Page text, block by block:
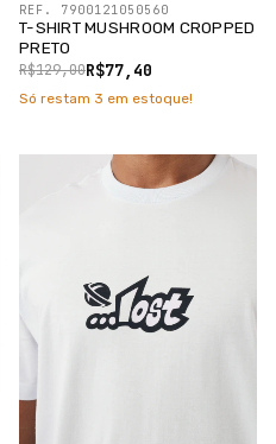
T-SHIRT MUSHROOM CROPPED
PRETO
R$77,40
R$129,00
REF. 7900121050560
Só restam 3 em estoque!